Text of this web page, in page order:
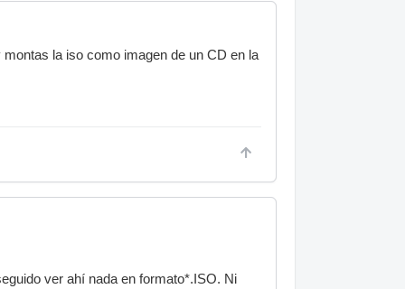
la iso como imagen de un CD en la
ver ahí nada en formato*.ISO. Ni